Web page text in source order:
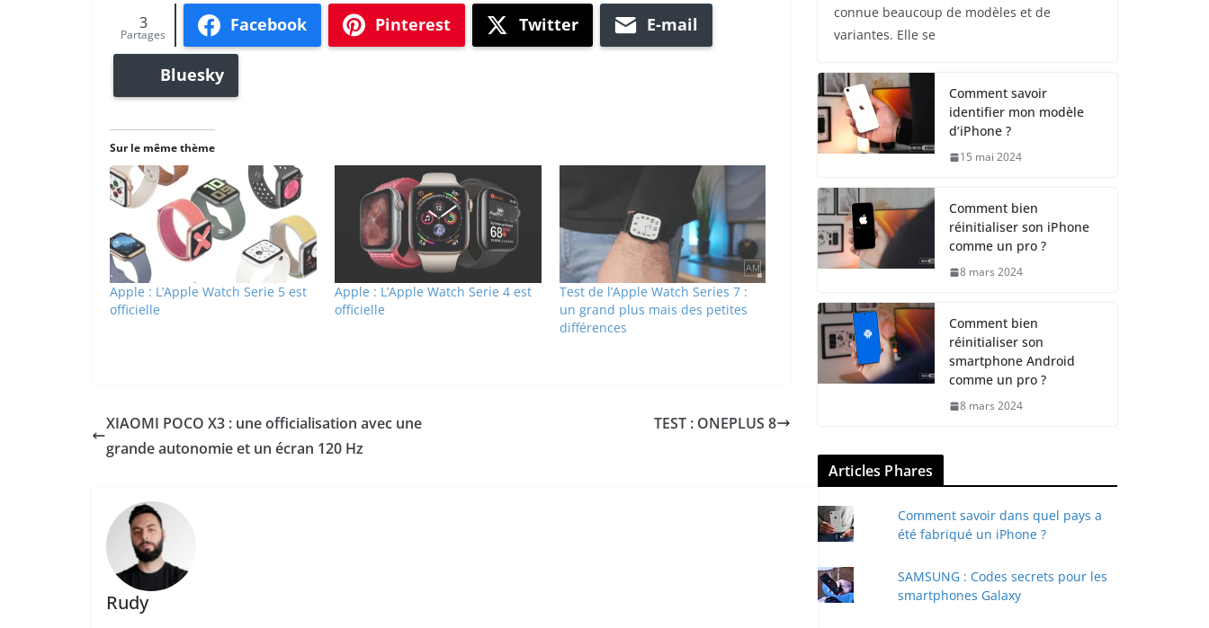
Facebook Pinterest Twitter E-mail
Bluesky
Partages
3
Sur le même thème
Apple : L’Apple Watch Serie 5 est
officielle
Apple : L’Apple Watch Serie 4 est
officielle
Test de l’Apple Watch Series 7 :
un grand plus mais des petites
différences
XIAOMI POCO X3 : une officialisation avec une
grande autonomie et un écran 120 Hz
TEST : ONEPLUS 8
Rudy
connue beaucoup de modèles et de
variantes. Elle se
Comment savoir
identifier mon modèle
d’iPhone ?
15 mai 2024
Comment bien
réinitialiser son iPhone
comme un pro ?
8 mars 2024
Comment bien
réinitialiser son
smartphone Android
comme un pro ?
8 mars 2024
Articles Phares
Comment savoir dans quel pays a
été fabriqué un iPhone ?
SAMSUNG : Codes secrets pour les
smartphones Galaxy